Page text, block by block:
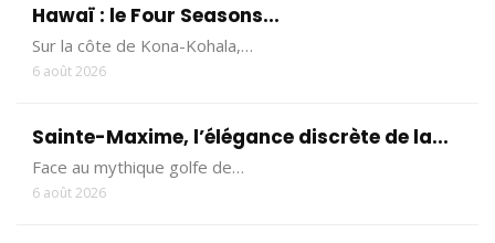
Hawaï : le Four Seasons...
Sur la côte de Kona-Kohala,…
6 août 2026
Sainte-Maxime, l’élégance discrète de la...
Face au mythique golfe de…
6 août 2026